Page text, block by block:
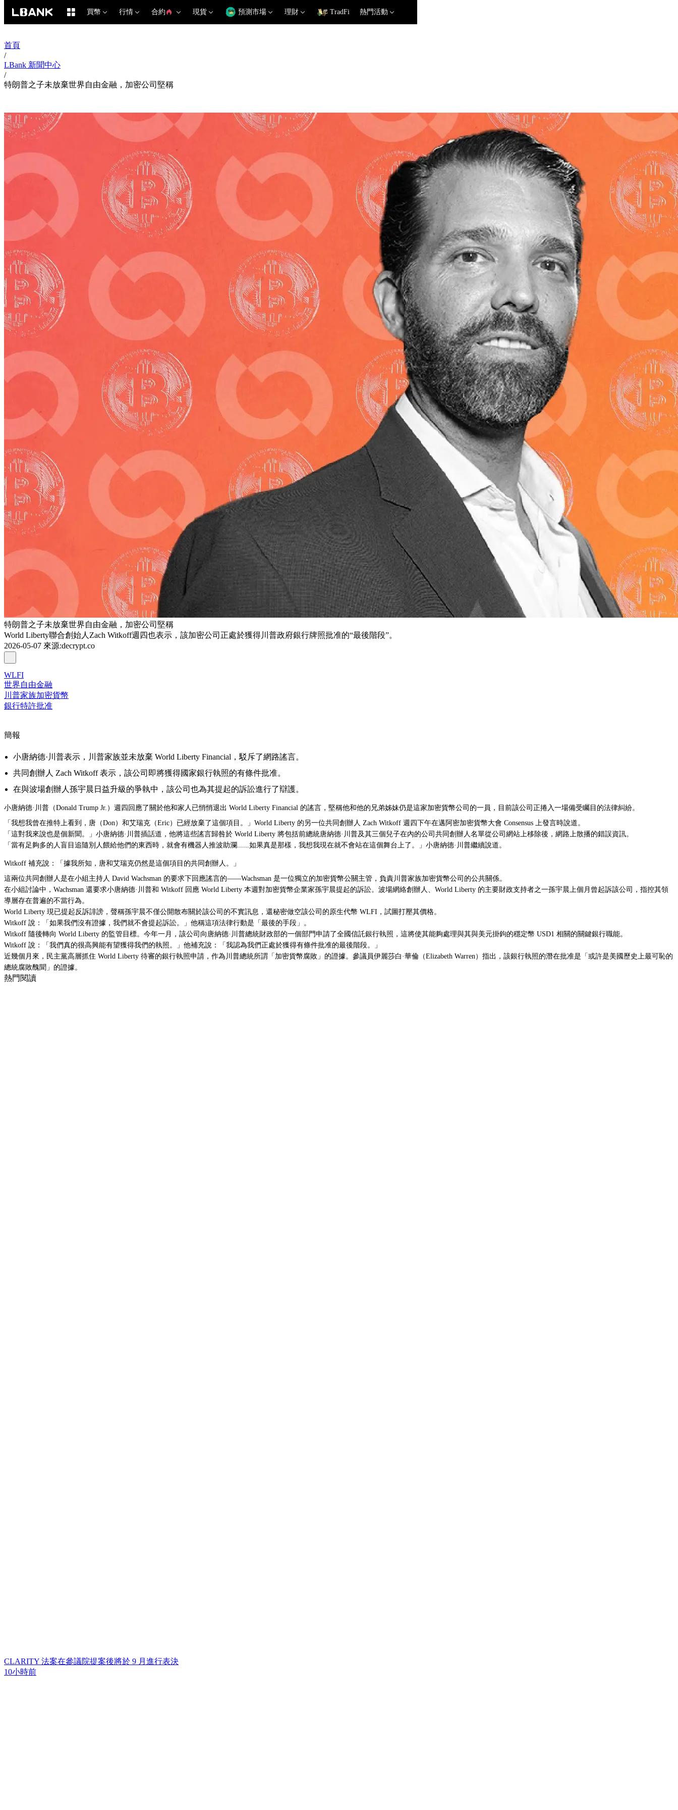
買幣 行情 合約 現貨 預測市場 理財 TradFi 熱門活動
首頁
/
LBank 新聞中心
/
特朗普之子未放棄世界自由金融，加密公司堅稱
特朗普之子未放棄世界自由金融，加密公司堅稱
World Liberty聯合創始人Zach Witkoff週四也表示，該加密公司正處於獲得川普政府銀行牌照批准的“最後階段”。
2026-05-07 來源:decrypt.co
WLFI
世界自由金融
川普家族加密貨幣
銀行特許批准
簡報
小唐納德·川普表示，川普家族並未放棄 World Liberty Financial，駁斥了網路謠言。
共同創辦人 Zach Witkoff 表示，該公司即將獲得國家銀行執照的有條件批准。
在與波場創辦人孫宇晨日益升級的爭執中，該公司也為其提起的訴訟進行了辯護。
小唐納德·川普（Donald Trump Jr.）週四回應了關於他和家人已悄悄退出 World Liberty Financial 的謠言，堅稱他和他的兄弟姊妹仍是這家加密貨幣公司的一員，目前該公司正捲入一場備受矚目的法律糾紛。
「我想我曾在推特上看到，唐（Don）和艾瑞克（Eric）已經放棄了這個項目。」World Liberty 的另一位共同創辦人 Zach Witkoff 週四下午在邁阿密加密貨幣大會 Consensus 上發言時說道。
「這對我來說也是個新聞。」小唐納德·川普插話道，他將這些謠言歸咎於 World Liberty 將包括前總統唐納德·川普及其三個兒子在內的公司共同創辦人名單從公司網站上移除後，網路上散播的錯誤資訊。
「當有足夠多的人盲目追隨別人餵給他們的東西時，就會有機器人推波助瀾......如果真是那樣，我想我現在就不會站在這個舞台上了。」小唐納德·川普繼續說道。
Witkoff 補充說：「據我所知，唐和艾瑞克仍然是這個項目的共同創辦人。」
這兩位共同創辦人是在小組主持人 David Wachsman 的要求下回應謠言的——Wachsman 是一位獨立的加密貨幣公關主管，負責川普家族加密貨幣公司的公共關係。
在小組討論中，Wachsman 還要求小唐納德·川普和 Witkoff 回應 World Liberty 本週對加密貨幣企業家孫宇晨提起的訴訟。波場網絡創辦人、World Liberty 的主要財政支持者之一孫宇晨上個月曾起訴該公司，指控其領
導層存在普遍的不當行為。
World Liberty 現已提起反訴誹謗，聲稱孫宇晨不僅公開散布關於該公司的不實訊息，還秘密做空該公司的原生代幣 WLFI，試圖打壓其價格。
Witkoff 說：「如果我們沒有證據，我們就不會提起訴訟。」他稱這項法律行動是「最後的手段」。
Witkoff 隨後轉向 World Liberty 的監管目標。今年一月，該公司向唐納德·川普總統財政部的一個部門申請了全國信託銀行執照，這將使其能夠處理與其與美元掛鉤的穩定幣 USD1 相關的關鍵銀行職能。
Witkoff 說：「我們真的很高興能有望獲得我們的執照。」他補充說：「我認為我們正處於獲得有條件批准的最後階段。」
近幾個月來，民主黨高層抓住 World Liberty 待審的銀行執照申請，作為川普總統所謂「加密貨幣腐敗」的證據。參議員伊麗莎白·華倫（Elizabeth Warren）指出，該銀行執照的潛在批准是「 或許是美國歷史上最可恥的
總統腐敗醜聞 」的證據。
熱門閱讀
CLARITY 法案在參議院提案後將於 9 月進行表決
10小時前